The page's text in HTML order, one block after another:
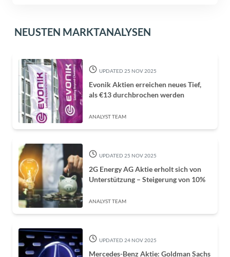
NEUSTEN MARKTANALYSEN
UPDATED 25 NOV 2025
Evonik Aktien erreichen neues Tief,
als €13 durchbrochen werden
ANALYST TEAM
UPDATED 25 NOV 2025
2G Energy AG Aktie erholt sich von
Unterstützung – Steigerung von 10%
ANALYST TEAM
UPDATED 24 NOV 2025
Mercedes-Benz Aktie: Goldman Sachs